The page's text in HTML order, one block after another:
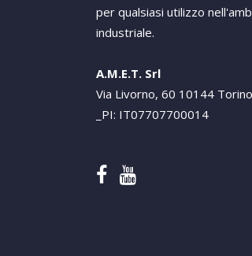
per qualsiasi utilizzo
industriale.
A.M.E.T. Srl
Via Livorno, 60 10144 Torino
_PI: IT07707700014